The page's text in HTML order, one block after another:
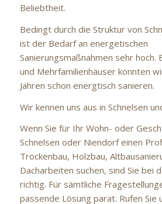
Beliebtheit.
Bedingt durch die Struktur von
ist der Bedarf an energetischen
Sanierungsmaßnahmen sehr hoch.
und Mehrfamilienhäuser konnten
Jahren schon energtisch sanieren.
Wir kennen uns aus in Schnelsen
Wenn Sie für Ihr Wohn- oder
Schnelsen oder Niendorf einen
Trockenbau, Holzbau,
Dacharbeiten suchen, sind Sie bei
richtig. Für sämtliche
passende Lösung parat. Rufen Sie